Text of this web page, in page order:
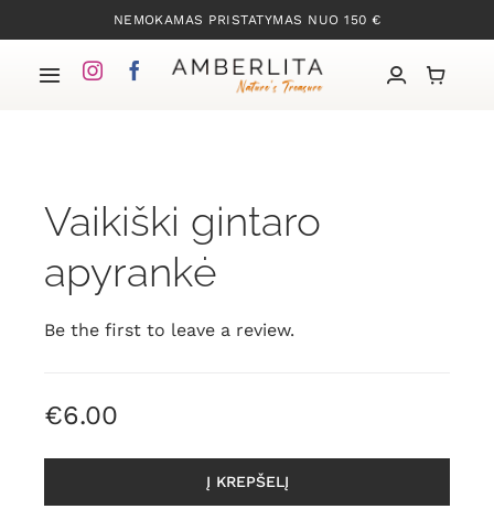
to
content
NEMOKAMAS PRISTATYMAS NUO 150 €
Toggle
Mūsų kolekcijos
Apie Gintarą
Mūsų istorija
Vaikiški gintaro
apyrankė
Be the first to leave a review.
€6.00
Į KREPŠELĮ